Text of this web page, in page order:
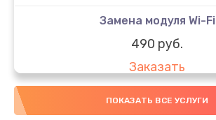
Замена модуля Wi-Fi
490 руб.
Заказать
Замена микрофона
ПОКАЗАТЬ ВСЕ УСЛУГИ